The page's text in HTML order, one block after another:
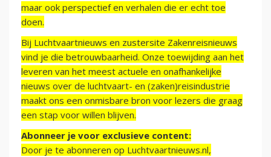
maar ook perspectief en verhalen die er echt toe
doen.
Bij Luchtvaartnieuws en zustersite Zakenreisnieuws
vind je die betrouwbaarheid. Onze toewijding aan het
leveren van het meest actuele en onafhankelijke
nieuws over de luchtvaart- en (zaken)reisindustrie
maakt ons een onmisbare bron voor lezers die graag
een stap voor willen blijven.
Abonneer je voor exclusieve content:
Door je te abonneren op Luchtvaartnieuws.nl,